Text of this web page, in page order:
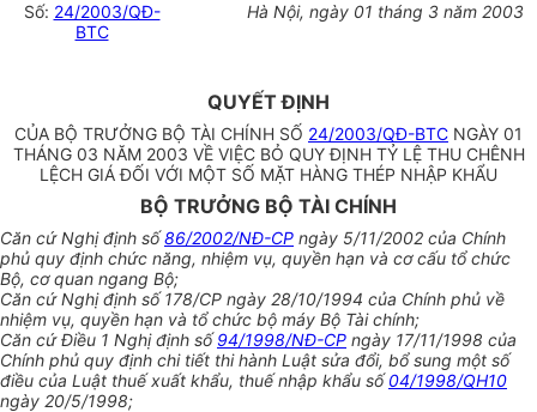
Số: 24/2003/QĐ-
BTC
Hà Nội, ngày 01 tháng 3 năm 2003
QUYẾT ĐỊNH
CỦA BỘ TRƯỞNG BỘ TÀI CHÍNH SỐ 24/2003/QĐ-BTC NGÀY 01
THÁNG 03 NĂM 2003 VỀ VIỆC BỎ QUY ĐỊNH TỶ LỆ THU CHÊNH
LỆCH GIÁ ĐỐI VỚI MỘT SỐ MẶT HÀNG THÉP NHẬP KHẨU
BỘ TRƯỞNG BỘ TÀI CHÍNH
Căn cứ Nghị định số86/2002/NĐ-CP ngày 5/11/2002 của Chính
phủ quy định chức năng, nhiệm vụ, quyền hạn và cơ cấu tổ chức
Bộ, cơ quan ngang Bộ;
Căn cứ Nghị định số 178/CP ngày 28/10/1994 của Chính phủ về
nhiệm vụ, quyền hạn và tổ chức bộ máy Bộ Tài chính;
Căn cứ Điều 1 Nghị định số94/1998/NĐ-CP ngày 17/11/1998 của
Chính phủ quy định chi tiết thi hành Luật sửa đổi, bổ sung một số
điều của Luật thuế xuất khẩu, thuế nhập khẩu số04/1998/QH10
ngày 20/5/1998;